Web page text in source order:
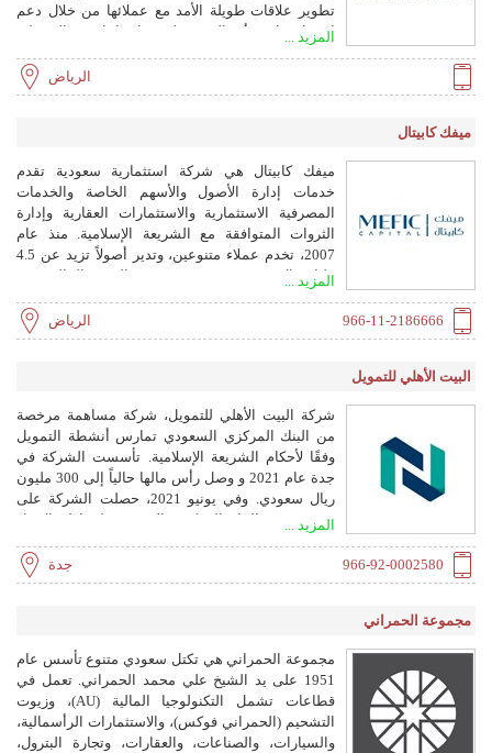
تطوير علاقات طويلة الأمد مع عملائها من خلال دعم
استراتيجيات أعمالهم وتلبية احتياجاتهم التمويلية
المزيد ...
الرياض
ميفك كابيتال
ميفك كابيتال هي شركة استثمارية سعودية تقدم
خدمات إدارة الأصول والأسهم الخاصة والخدمات
المصرفية الاستثمارية والاستثمارات العقارية وإدارة
الثروات المتوافقة مع الشريعة الإسلامية. منذ عام
2007، تخدم عملاء متنوعين، وتدير أصولاً تزيد عن 4.5
مليار ريال سعودي. مرخصة من هيئة السوق المالية.
المزيد ...
966-11-2186666 الرياض
البيت الأهلي للتمويل
شركة البيت الأهلي للتمويل، شركة مساهمة مرخصة
من البنك المركزي السعودي تمارس أنشطة التمويل
وفقًا لأحكام الشريعة الإسلامية. تأسست الشركة في
جدة عام 2021 و وصل رأس مالها حالياً إلى 300 مليون
ريال سعودي. وفي يونيو 2021، حصلت الشركة على
ترخيص من البنك المركزي السعودي لمزاولة الإيجار
تصميم المنتجات التمويلية لتكون متوافقة مع الضوابط
الشرعية وضمن شروط ميسرة لتلبية التطلعات ومواكبة
المزيد ...
966-92-0002580 جدة
مجموعة الحمراني
مجموعة الحمراني هي تكتل سعودي متنوع تأسس عام
1951 على يد الشيخ علي محمد الحمراني. تعمل في
قطاعات تشمل التكنولوجيا المالية (AU)، وزيوت
التشحيم (الحمراني فوكس)، والاستثمارات الرأسمالية،
والسيارات، والصناعات، والعقارات، وتجارة البترول،